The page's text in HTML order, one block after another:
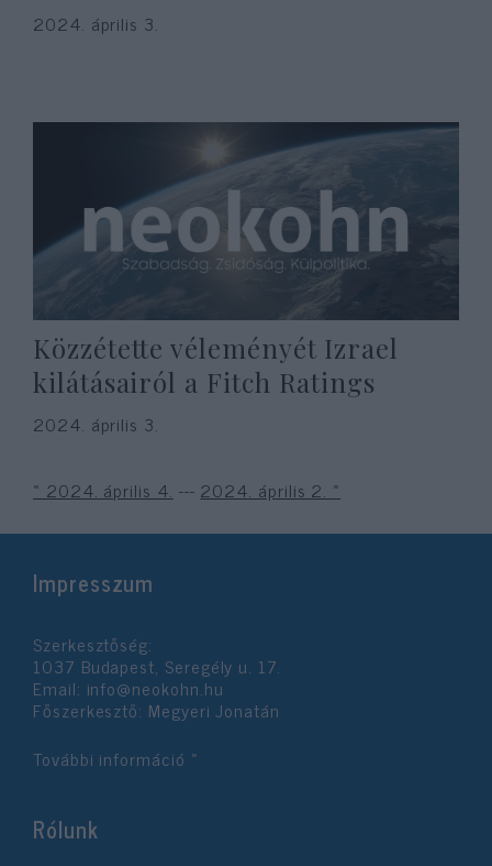
2024. április 3.
Közzétette véleményét Izrael
kilátásairól a Fitch Ratings
2024. április 3.
« 2024. április 4. --- 2024. április 2. »
Impresszum
Szerkesztőség:
1037 Budapest, Seregély u. 17.
Email: info@neokohn.hu
Főszerkesztő: Megyeri Jonatán
További információ »
Rólunk